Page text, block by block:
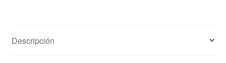
Descripción